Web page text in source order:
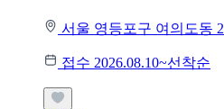
서울 영등포구 여의도동 2
접수 2026.08.10~선착순